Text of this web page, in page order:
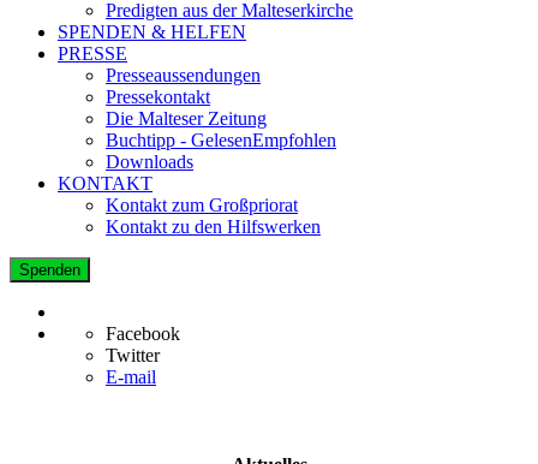
Predigten aus der Malteserkirche
SPENDEN & HELFEN
PRESSE
Presseaussendungen
Pressekontakt
Die Malteser Zeitung
Buchtipp - GelesenEmpfohlen
Downloads
KONTAKT
Kontakt zum Großpriorat
Kontakt zu den Hilfswerken
Spenden
Facebook
Twitter
E-mail